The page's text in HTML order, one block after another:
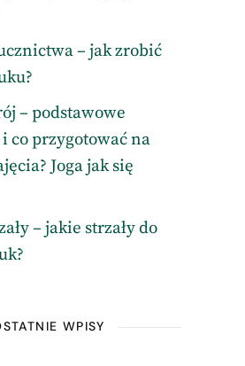
– jak zrobić
– podstawowe
co przygotować na
Joga jak się
– jakie strzały do
WPISY